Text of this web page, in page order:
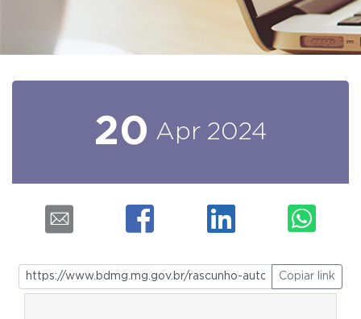
20 Apr 2024
Copiar link